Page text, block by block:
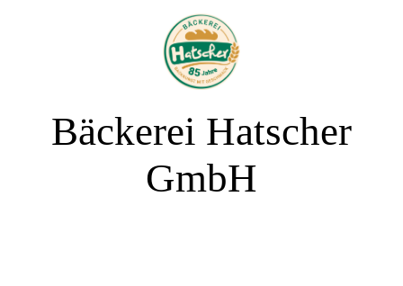
Bäckerei Hatscher
GmbH